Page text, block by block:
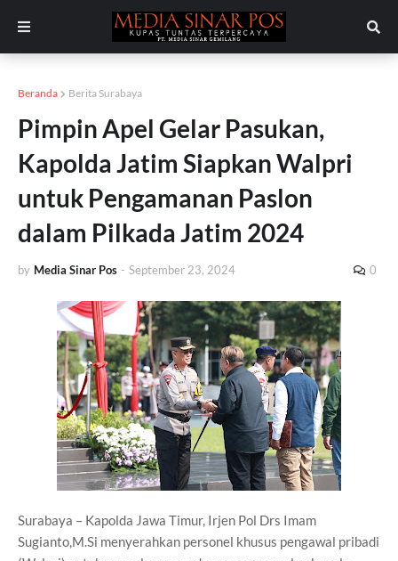
Beranda Berita Surabaya
Pimpin Apel Gelar Pasukan,
Kapolda Jatim Siapkan Walpri
untuk Pengamanan Paslon
dalam Pilkada Jatim 2024
by Media Sinar Pos - September 23, 2024 0
Surabaya – Kapolda Jawa Timur, Irjen Pol Drs Imam
Sugianto,M.Si menyerahkan personel khusus pengawal pribadi